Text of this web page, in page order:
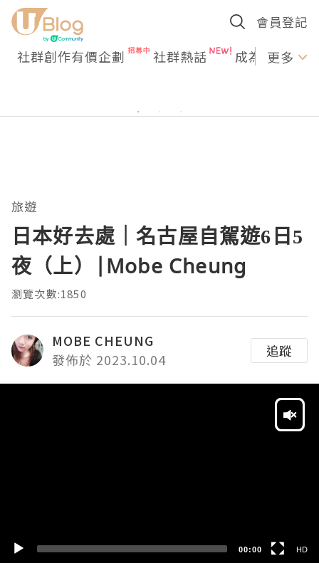
會員登記
社群創作有價企劃 社群熱話 成為U更多
旅遊
日本好去處｜名古屋自駕遊6日5
夜（上）|Mobe Cheung
瀏覽次數:1850
MOBE CHEUNG
發佈於 2023.10.04
追蹤
00:00 HD